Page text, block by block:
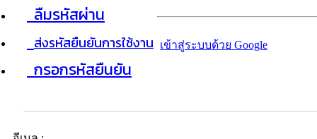
ลืมรหัสผ่าน
ส่งรหัสยืนยันการใช้งาน
กรอกรหัสยืนยัน
เข้าสู่ระบบด้วย Google